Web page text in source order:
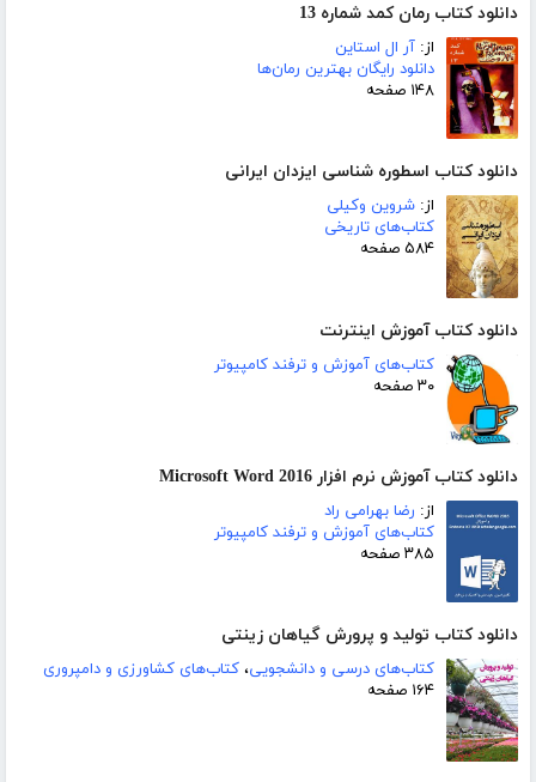
دانلود کتاب رمان کمد شماره 13
از: آر ال استاین
دانلود رایگان بهترین رمان‌ها
۱۴۸ صفحه
دانلود کتاب اسطوره شناسی ایزدان ایرانی
از: شروین وکیلی
کتاب‌های تاریخی
۵۸۴ صفحه
دانلود کتاب آموزش اینترنت
کتاب‌های آموزش و ترفند کامپیوتر
۳۰ صفحه
دانلود کتاب آموزش نرم افزار Microsoft Word 2016
از: رضا بهرامی راد
کتاب‌های آموزش و ترفند کامپیوتر
۳۸۵ صفحه
دانلود کتاب تولید و پرورش گیاهان زینتی
کتاب‌های درسی و دانشجویی، کتاب‌های کشاورزی و دامپروری
۱۶۴ صفحه